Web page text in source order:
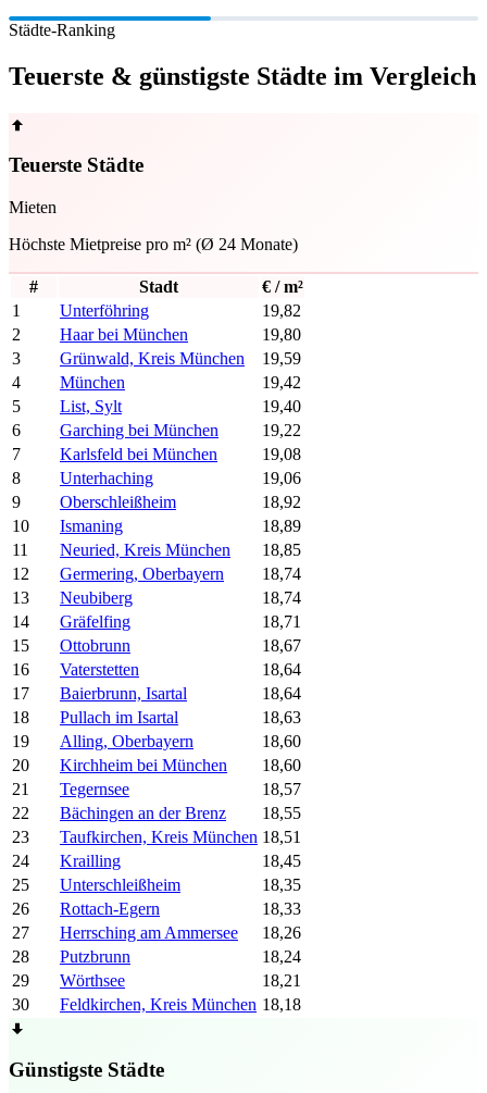
Städte-Ranking
Teuerste & günstigste Städte im Vergleich
Teuerste Städte
Mieten
Höchste Mietpreise pro m² (Ø 24 Monate)
# Stadt
€ / m²
1
Unterföhring
19,82
2
Haar bei München
19,80
3
Grünwald, Kreis München
19,59
4
München
19,42
5
List, Sylt
19,40
6
Garching bei München
19,22
7
Karlsfeld bei München
19,08
8
Unterhaching
19,06
9
Oberschleißheim
18,92
10
Ismaning
18,89
11
Neuried, Kreis München
18,85
12
Germering, Oberbayern
18,74
13
Neubiberg
18,74
14
Gräfelfing
18,71
15
Ottobrunn
18,67
16
Vaterstetten
18,64
17
Baierbrunn, Isartal
18,64
18
Pullach im Isartal
18,63
19
Alling, Oberbayern
18,60
20
Kirchheim bei München
18,60
21
Tegernsee
18,57
22
Bächingen an der Brenz
18,55
23
Taufkirchen, Kreis München 18,51
24
Krailling
18,45
25
Unterschleißheim
18,35
26
Rottach-Egern
18,33
27
Herrsching am Ammersee
18,26
28
Putzbrunn
18,24
29
Wörthsee
18,21
30
Feldkirchen, Kreis München 18,18
Günstigste Städte